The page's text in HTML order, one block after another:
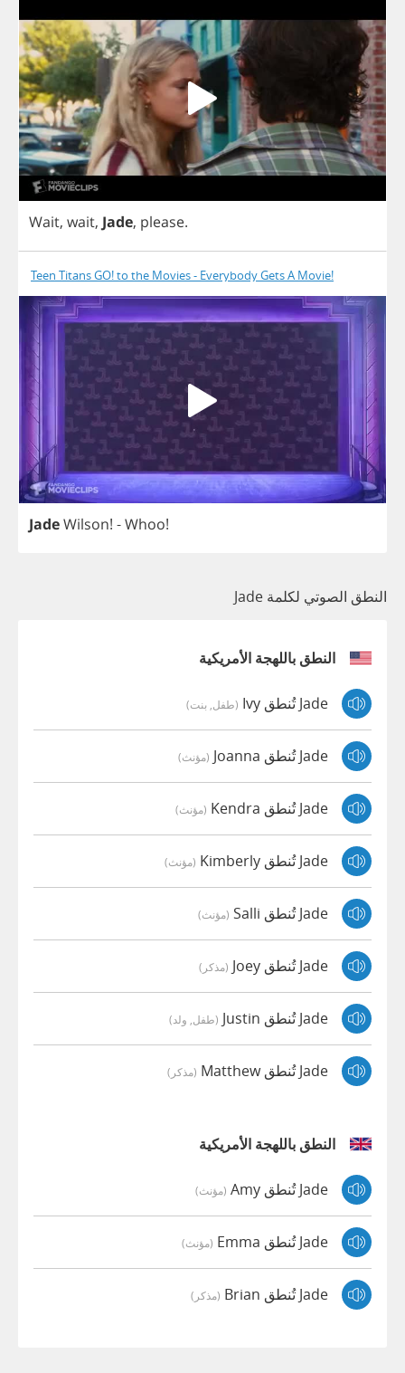
Wait, wait, Jade, please.
Teen Titans GO! to the Movies - Everybody Gets A Movie!
JadeWilson! -Whoo!
النطق الصوتي لكلمة Jade
النطق باللهجة الأمريكية
Jade تُنطق Ivy (طفل, بنت)
Jade تُنطق Joanna (مؤنث)
Jade تُنطق Kendra (مؤنث)
Jade تُنطق Kimberly (مؤنث)
Jade تُنطق Salli (مؤنث)
Jade تُنطق Joey (مذكر)
Jade تُنطق Justin (طفل, ولد)
Jade تُنطق Matthew (مذكر)
النطق باللهجة الأمريكية
Jade تُنطق Amy (مؤنث)
Jade تُنطق Emma (مؤنث)
Jade تُنطق Brian (مذكر)